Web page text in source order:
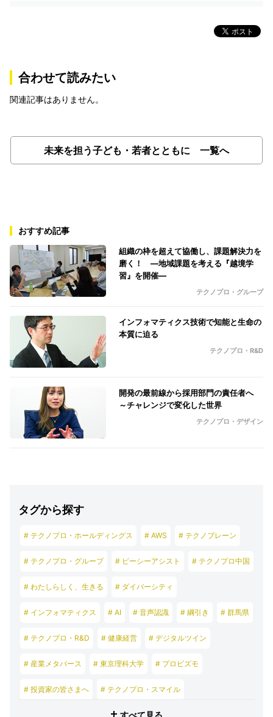
合わせて読みたい
関連記事はありません。
未来を担う子ども・若者とともに 一覧へ
おすすめ記事
組織の枠を超えて協働し、課題解決力を
磨く！ ―地域課題を考える『越境学
習』を開催―
テクノプロ・グループ
インフォマティクス技術で知能と生命の
本質に迫る
テクノプロ・R&D
開発の最前線から採用部門の責任者へ
～チャレンジで変化した世界
テクノプロ・デザイン
タグから探す
# テクノプロ・ホールディングス # AWS # テクノブレーン
# テクノプロ・グループ # ピーシーアシスト # テクノプロ中国
# わたしらしく、生きる # ダイバーシティ
# インフォマティクス # AI # 音声認識 # 綱引き # 群馬県
# テクノプロ・R&D # 健康経営 # デジタルツイン
# 産業メタバース # 東京理科大学 # プロビズモ
# 投資家の皆さまへ # テクノプロ・スマイル
# テクノプロ・エンジニアリング
すべて見る